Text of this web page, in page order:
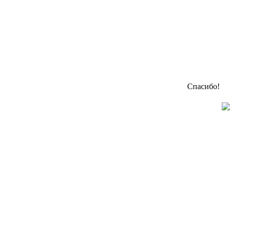
Спасибо!